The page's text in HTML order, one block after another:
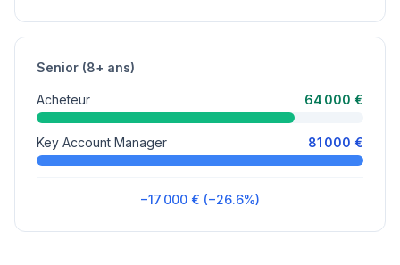
Senior (8+ ans)
Acheteur 64 000 €
Key Account Manager 81 000 €
−17 000 € (−26.6%)